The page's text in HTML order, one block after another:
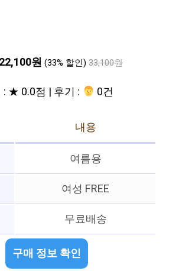
22,100원 (33% 할인) 33,100원
: ★ 0.0점 | 후기 : ‍‍ 0건
내용
여름용
여성 FREE
무료배송
구매 정보 확인